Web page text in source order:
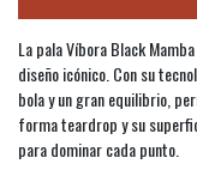
La pala Víbora Black
diseño icónico. Con su
bola y un gran equilibrio,
forma teardrop y su
para dominar cada punto.